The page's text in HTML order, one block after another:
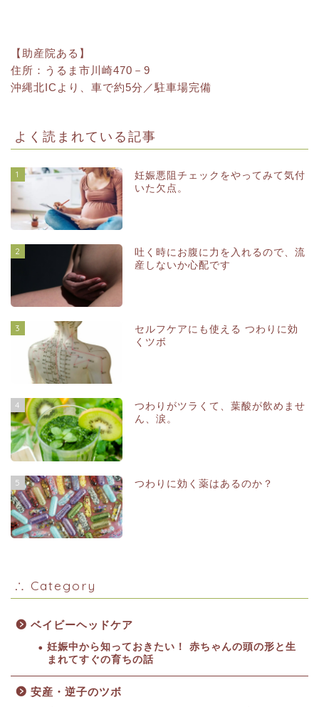
【助産院ある】
住所：うるま市川崎470－9
沖縄北ICより、車で約5分／駐車場完備
よく読まれている記事
1
妊娠悪阻チェックをやってみて気付
いた欠点。
2
吐く時にお腹に力を入れるので、流
産しないか心配です
3
セルフケアにも使える つわりに効
くツボ
4
つわりがツラくて、葉酸が飲めませ
ん、涙。
5 つわりに効く薬はあるのか？
∴ Category
ベイビーヘッドケア
妊娠中から知っておきたい！ 赤ちゃんの頭の形と生
まれてすぐの育ちの話
安産・逆子のツボ